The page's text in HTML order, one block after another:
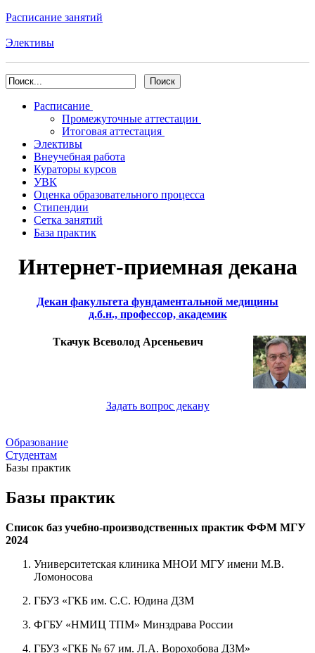
Расписание занятий
Элективы
Расписание
Промежуточные аттестации
Итоговая аттестация
Элективы
Внеучебная работа
Кураторы курсов
УВК
Оценка образовательного процесса
Стипендии
Сетка занятий
База практик
Интернет-приемная декана
Декан факультета фундаментальной медицины
д.б.н., профессор, академик
Ткачук Всеволод Арсеньевич
Задать вопрос декану
Образование
Студентам
Базы практик
Базы практик
Список баз учебно-производственных практик ФФМ МГУ
2024
Университетская клиника МНОИ МГУ имени М.В.
Ломоносова
ГБУЗ «ГКБ им. С.С. Юдина ДЗМ
ФГБУ «НМИЦ ТПМ» Минздрава России
ГБУЗ «ГКБ № 67 им. Л.А. Ворохобова ДЗМ»